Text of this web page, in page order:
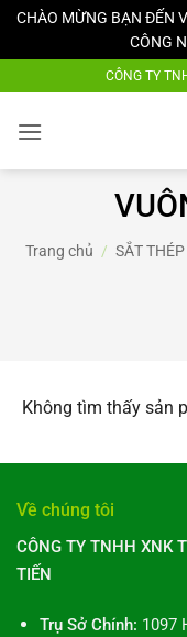
CHÀO MỪNG BẠN ĐẾN
CÔNG
nội
CÔNG TY
Trang chủ / SẮT
Không tìm thấy sản
Về chúng tôi
CÔNG TY TNHH XNK
TIẾN
Trụ Sở Chính: 1097